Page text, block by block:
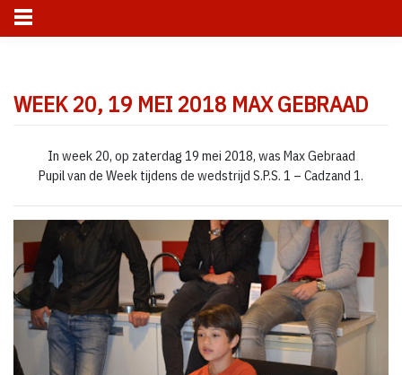
content
WEEK 20, 19 MEI 2018 MAX GEBRAAD
In week 20, op zaterdag 19 mei 2018, was Max Gebraad
Pupil van de Week tijdens de wedstrijd S.P.S. 1 – Cadzand 1.